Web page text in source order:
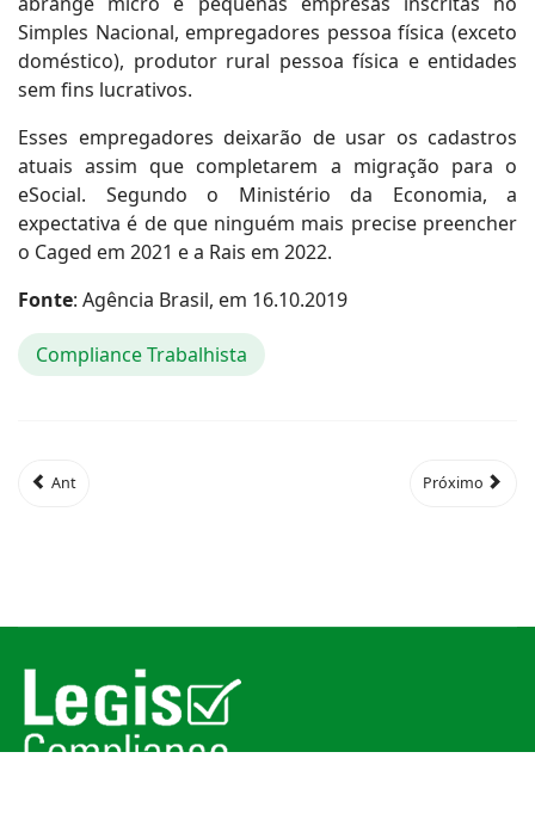
Simples Nacional, empregadores pessoa física (exceto
doméstico), produtor rural pessoa física e entidades
sem fins lucrativos.
Esses empregadores deixarão de usar os cadastros
atuais assim que completarem a migração para o
eSocial. Segundo o Ministério da Economia, a
expectativa é de que ninguém mais precise preencher
o Caged em 2021 e a Rais em 2022.
Fonte: Agência Brasil, em 16.10.2019
Compliance Trabalhista
Ant Próximo